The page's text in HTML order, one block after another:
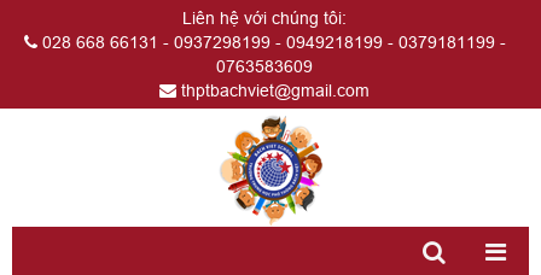
Liên hệ với chúng tôi:
028 668 66131 - 0937298199 - 0949218199 - 0379181199 -
0763583609
thptbachviet@gmail.com